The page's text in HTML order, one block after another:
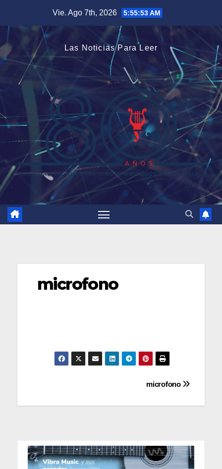
contenido
Vie. Ago 7th, 2026 5:55:53 AM
Las Noticias Para Leer
microfono
de
microfono